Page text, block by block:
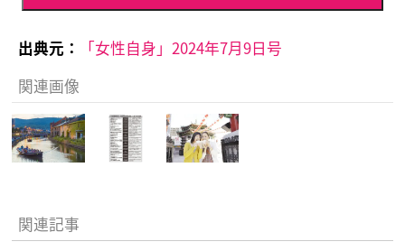
出典元：
「女性自身」2024年7月9日号
関連画像
関連記事